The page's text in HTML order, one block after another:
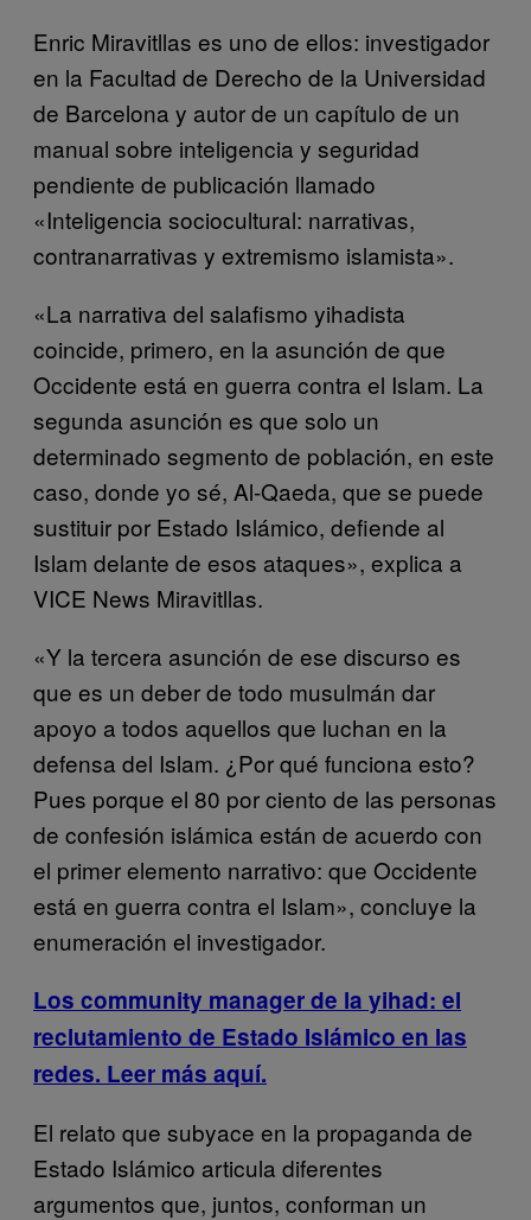
Enric Miravitllas es uno de ellos: investigador
en la Facultad de Derecho de la Universidad
de Barcelona y autor de un capítulo de un
manual sobre inteligencia y seguridad
pendiente de publicación llamado
«Inteligencia sociocultural: narrativas,
contranarrativas y extremismo islamista».
«La narrativa del salafismo yihadista
coincide, primero, en la asunción de que
Occidente está en guerra contra el Islam. La
segunda asunción es que solo un
determinado segmento de población, en este
caso, donde yo sé, Al-Qaeda, que se puede
sustituir por Estado Islámico, defiende al
Islam delante de esos ataques», explica a
VICE News Miravitllas.
«Y la tercera asunción de ese discurso es
que es un deber de todo musulmán dar
apoyo a todos aquellos que luchan en la
defensa del Islam. ¿Por qué funciona esto?
Pues porque el 80 por ciento de las personas
de confesión islámica están de acuerdo con
el primer elemento narrativo: que Occidente
está en guerra contra el Islam», concluye la
enumeración el investigador.
Los community manager de la yihad: el
reclutamiento de Estado Islámico en las
redes. Leer más aquí.
El relato que subyace en la propaganda de
Estado Islámico articula diferentes
argumentos que, juntos, conforman un